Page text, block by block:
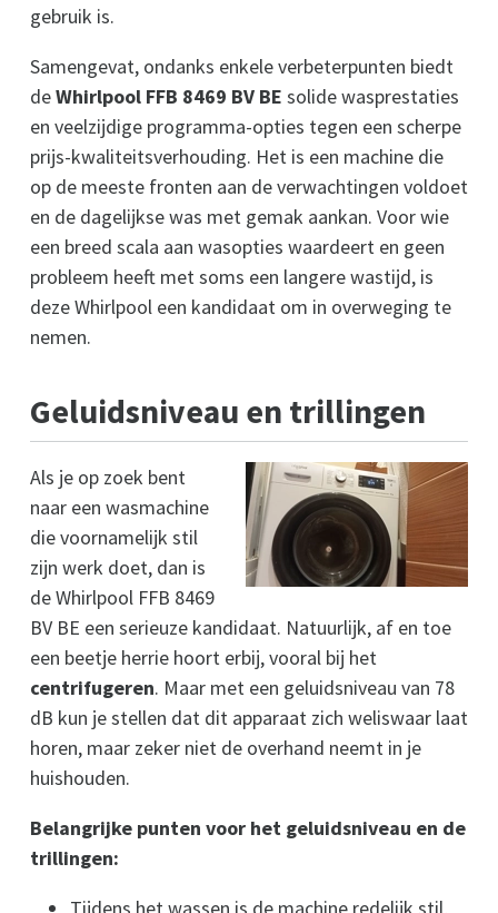
gebruik is.
Samengevat, ondanks enkele verbeterpunten biedt
deWhirlpool FFB 8469 BV BE solide wasprestaties
en veelzijdige programma-opties tegen een scherpe
prijs-kwaliteitsverhouding. Het is een machine die
op de meeste fronten aan de verwachtingen voldoet
en de dagelijkse was met gemak aankan. Voor wie
een breed scala aan wasopties waardeert en geen
probleem heeft met soms een langere wastijd, is
deze Whirlpool een kandidaat om in overweging te
nemen.
Geluidsniveau en trillingen
Als je op zoek bent
naar een wasmachine
die voornamelijk stil
zijn werk doet, dan is
de Whirlpool FFB 8469
BV BE een serieuze kandidaat. Natuurlijk, af en toe
een beetje herrie hoort erbij, vooral bij het
centrifugeren. Maar met een geluidsniveau van 78
dB kun je stellen dat dit apparaat zich weliswaar laat
horen, maar zeker niet de overhand neemt in je
huishouden.
Belangrijke punten voor het geluidsniveau en de
trillingen:
Tijdens het wassen is de machine redelijk stil,